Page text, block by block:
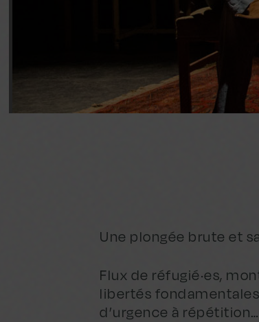
Une plongée brute et
Flux de réfugié·es,
libertés
d’urgence à répétition…